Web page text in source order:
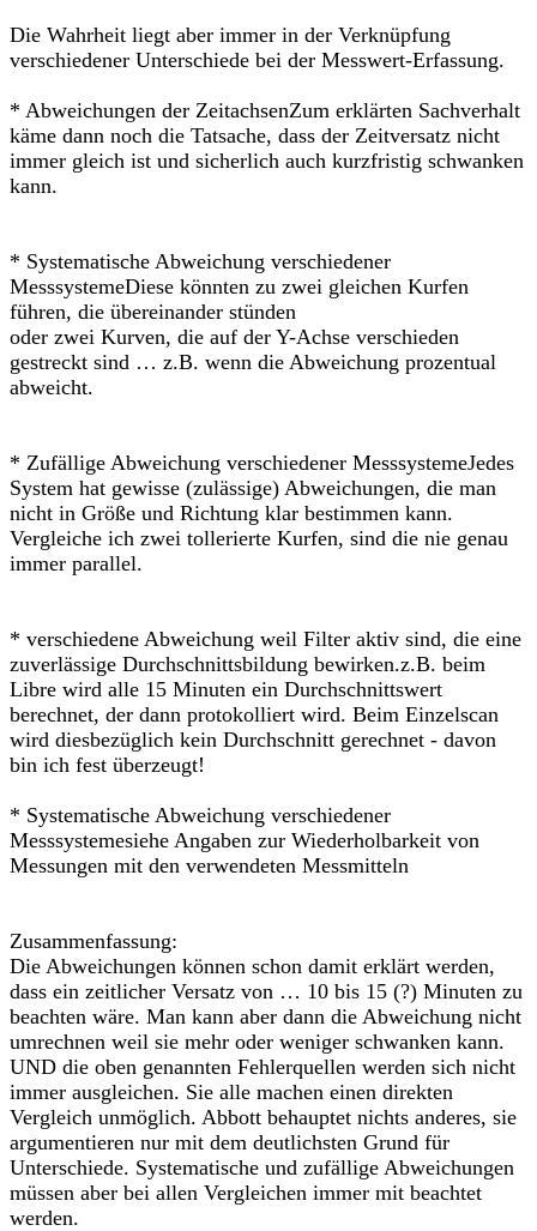
Die Wahrheit liegt aber immer in der Verknüpfung
verschiedener Unterschiede bei der Messwert-Erfassung.
* Abweichungen der ZeitachsenZum erklärten Sachverhalt
käme dann noch die Tatsache, dass der Zeitversatz nicht
immer gleich ist und sicherlich auch kurzfristig schwanken
kann.
* Systematische Abweichung verschiedener
MesssystemeDiese könnten zu zwei gleichen Kurfen
führen, die übereinander stünden
oder zwei Kurven, die auf der Y-Achse verschieden
gestreckt sind … z.B. wenn die Abweichung prozentual
abweicht.
* Zufällige Abweichung verschiedener MesssystemeJedes
System hat gewisse (zulässige) Abweichungen, die man
nicht in Größe und Richtung klar bestimmen kann.
Vergleiche ich zwei tollerierte Kurfen, sind die nie genau
immer parallel.
* verschiedene Abweichung weil Filter aktiv sind, die eine
zuverlässige Durchschnittsbildung bewirken.z.B. beim
Libre wird alle 15 Minuten ein Durchschnittswert
berechnet, der dann protokolliert wird. Beim Einzelscan
wird diesbezüglich kein Durchschnitt gerechnet - davon
bin ich fest überzeugt!
* Systematische Abweichung verschiedener
Messsystemesiehe Angaben zur Wiederholbarkeit von
Messungen mit den verwendeten Messmitteln
Zusammenfassung:
Die Abweichungen können schon damit erklärt werden,
dass ein zeitlicher Versatz von … 10 bis 15 (?) Minuten zu
beachten wäre. Man kann aber dann die Abweichung nicht
umrechnen weil sie mehr oder weniger schwanken kann.
UND die oben genannten Fehlerquellen werden sich nicht
immer ausgleichen. Sie alle machen einen direkten
Vergleich unmöglich. Abbott behauptet nichts anderes, sie
argumentieren nur mit dem deutlichsten Grund für
Unterschiede. Systematische und zufällige Abweichungen
müssen aber bei allen Vergleichen immer mit beachtet
werden.